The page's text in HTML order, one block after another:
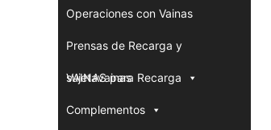
Operaciones con Vainas
Prensas de Recarga y
sujetavainas
VAINAS para Recarga
Complementos